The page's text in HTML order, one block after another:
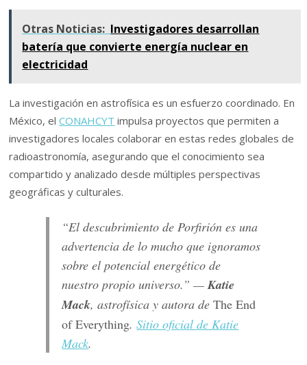
Otras Noticias: Investigadores desarrollan
batería que convierte energía nuclear en
electricidad
La investigación en astrofísica es un esfuerzo coordinado. En
México, elCONAHCYT impulsa proyectos que permiten a
investigadores locales colaborar en estas redes globales de
radioastronomía, asegurando que el conocimiento sea
compartido y analizado desde múltiples perspectivas
geográficas y culturales.
“El descubrimiento de Porfirión es una
advertencia de lo mucho que ignoramos
sobre el potencial energético de
nuestro propio universo.” —Katie
Mack, astrofísica y autora deThe End
of Everything.Sitio oficial de Katie
Mack.